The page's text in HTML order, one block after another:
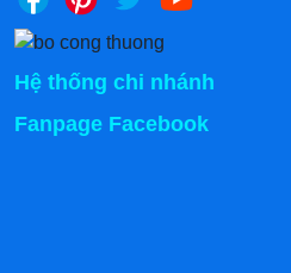
Hệ thống chi nhánh
Fanpage Facebook